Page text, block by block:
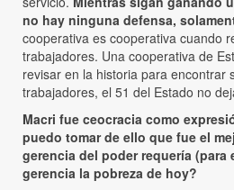
no hay ninguna defensa,
cooperativa es cooperativa cuando
trabajadores. Una cooperativa de
revisar en la historia para encontrar
trabajadores, el 51 del Estado no
Macri fue ceocracia como
puedo tomar de ello que fue el
gerencia del poder requería (para
gerencia la pobreza de hoy?